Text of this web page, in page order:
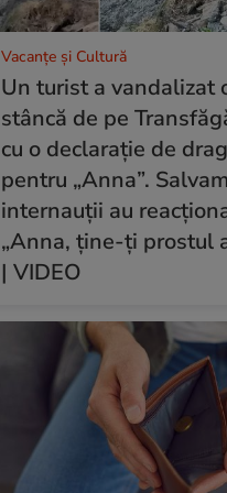
Vacanțe și Cultură
Un turist a vandalizat
stâncă de pe
cu o declarație de
pentru „Anna”.
internauții au
„Anna, ține-ți prostul
| VIDEO